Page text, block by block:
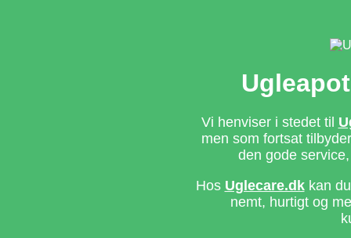
Vi henviser i stedet til
men som fortsat
den gode
Hos Uglecare.dkkan du
nemt, hurtigt og